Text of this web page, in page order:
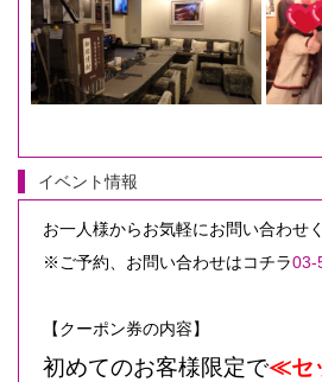
イベント情報
お一人様からお気軽にお問い合わせ
※ご予約、お問い合わせはコチラ03-
【クーポン券の内容】
初めてのお客様限定で≪セ